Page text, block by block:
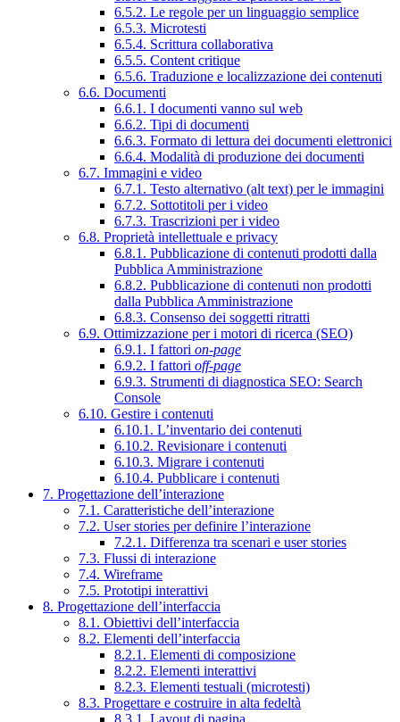
6.5.2. Le regole per un linguaggio semplice
6.5.3. Microtesti
6.5.4. Scrittura collaborativa
6.5.5. Content critique
6.5.6. Traduzione e localizzazione dei contenuti
6.6. Documenti
6.6.1. I documenti vanno sul web
6.6.2. Tipi di documenti
6.6.3. Formato di lettura dei documenti elettronici
6.6.4. Modalità di produzione dei documenti
6.7. Immagini e video
6.7.1. Testo alternativo (alt text) per le immagini
6.7.2. Sottotitoli per i video
6.7.3. Trascrizioni per i video
6.8. Proprietà intellettuale e privacy
6.8.1. Pubblicazione di contenuti prodotti dalla
Pubblica Amministrazione
6.8.2. Pubblicazione di contenuti non prodotti
dalla Pubblica Amministrazione
6.8.3. Consenso dei soggetti ritratti
6.9. Ottimizzazione per i motori di ricerca (SEO)
6.9.1. I fattori on-page
6.9.2. I fattori off-page
6.9.3. Strumenti di diagnostica SEO: Search
Console
6.10. Gestire i contenuti
6.10.1. L’inventario dei contenuti
6.10.2. Revisionare i contenuti
6.10.3. Migrare i contenuti
6.10.4. Pubblicare i contenuti
7. Progettazione dell’interazione
7.1. Caratteristiche dell’interazione
7.2. User stories per definire l’interazione
7.2.1. Differenza tra scenari e user stories
7.3. Flussi di interazione
7.4. Wireframe
7.5. Prototipi interattivi
8. Progettazione dell’interfaccia
8.1. Obiettivi dell’interfaccia
8.2. Elementi dell’interfaccia
8.2.1. Elementi di composizione
8.2.2. Elementi interattivi
8.2.3. Elementi testuali (microtesti)
8.3. Progettare e costruire in alta fedeltà
8.3.1. Layout di pagina